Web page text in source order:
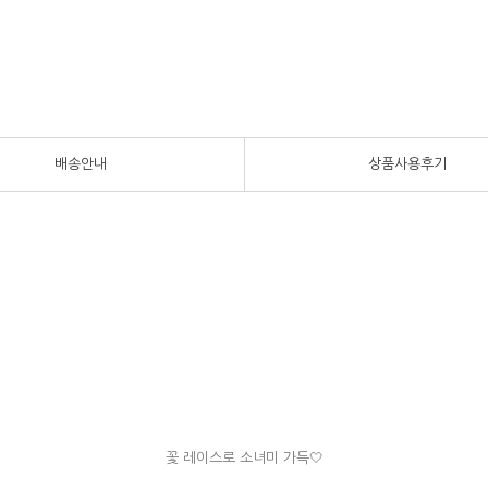
배송안내 상품사용후기
꽃 레이스로 소녀미 가득🤍